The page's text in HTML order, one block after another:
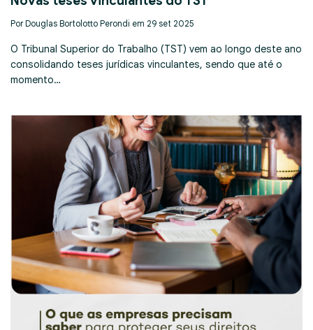
Por Douglas Bortolotto Perondi em 29 set 2025
O Tribunal Superior do Trabalho (TST) vem ao longo deste ano
consolidando teses jurídicas vinculantes, sendo que até o
momento…